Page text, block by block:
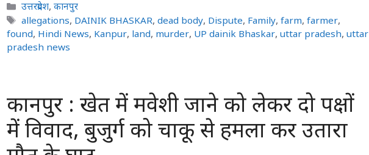
Categories
उत्तरप्रदेश,कानपुर
Tags
allegations, DAINIK BHASKAR,dead body, Dispute, Family,farm,farmer,
found, Hindi News, Kanpur, land, murder, UP dainik Bhaskar, uttar pradesh, uttar
pradesh news
कानपुर : खेत में मवेशी जाने को लेकर दो पक्षों
में विवाद, बुजुर्ग को चाकू से हमला कर उतारा